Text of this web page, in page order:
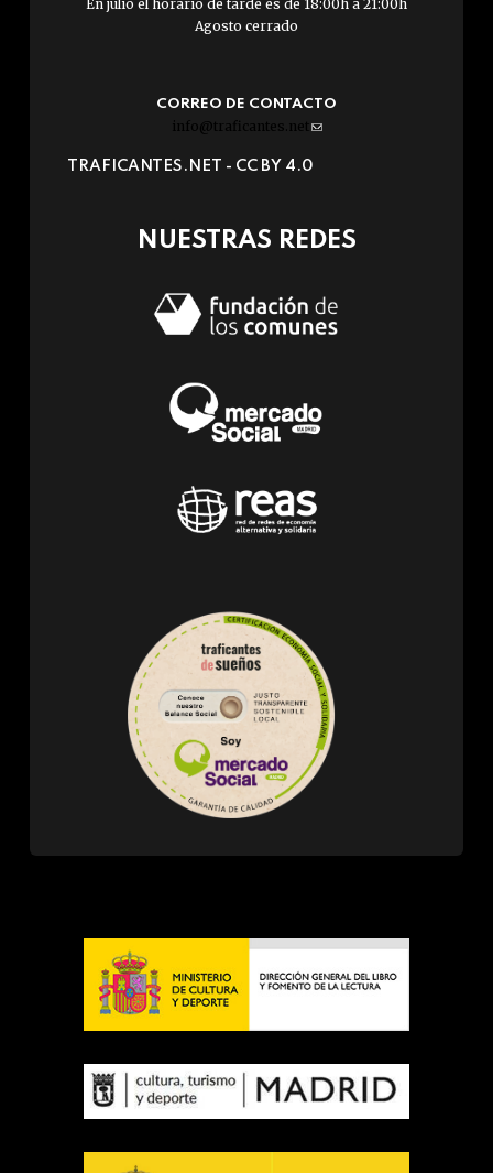
En julio el horario de tarde es de 18:00h a 21:00h
Agosto cerrado
CORREO DE CONTACTO
info@traficantes.net (link
e-
TRAFICANTES.NET - CC BY 4.0
NUESTRAS REDES